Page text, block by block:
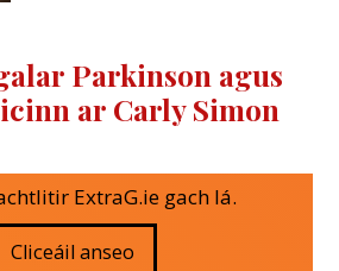
Parkinson agus
ar Carly Simon
ExtraG.ie gach lá.
Cliceáil anseo